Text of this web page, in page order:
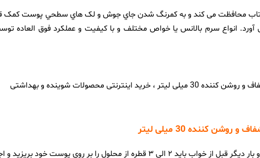
محافظت می کند و به کمرنگ شدن جاي جوش و لک هاي سطحي پوست کمک
انواع سرم بالانس یا خواص مختلف و با کیفیت و عملکرد فوق العاده
برای دریافت نتیجه دلخواه باید روزانه یک بار بعد از بیدار شدن و بار دیگر قبل از خواب باید ۲